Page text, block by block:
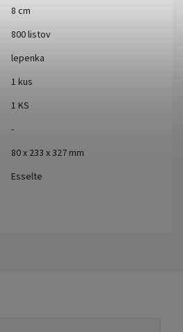
8 cm
800 listov
lepenka
1 kus
1 KS
-
80 x 233 x 327 mm
Esselte